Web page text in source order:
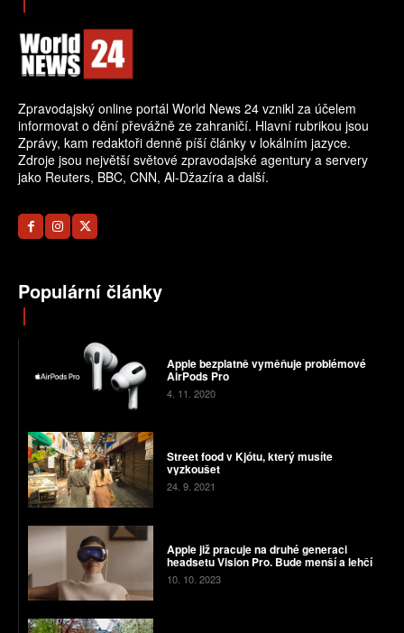
Zpravodajský online portál World News 24 vznikl za účelem
informovat o dění převážně ze zahraničí. Hlavní rubrikou jsou
Zprávy, kam redaktoři denně píší články v lokálním jazyce.
Zdroje jsou největší světové zpravodajské agentury a servery
jako Reuters, BBC, CNN, Al-Džazíra a další.
Populární články
Apple bezplatně vyměňuje problémové
AirPods Pro
4. 11. 2020
Street food v Kjótu, který musíte
vyzkoušet
24. 9. 2021
Apple již pracuje na druhé generaci
headsetu Vision Pro. Bude menší a lehčí
10. 10. 2023